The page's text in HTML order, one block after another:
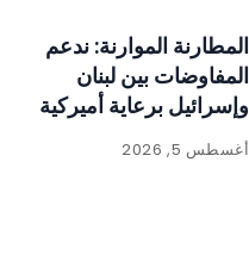
المطارنة الموارنة: ندعم
المفاوضات بين لبنان
وإسرائيل برعاية أميركية
أغسطس 5, 2026